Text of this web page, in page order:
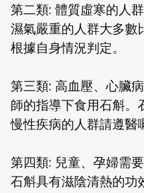
第二類: 體質虛寒的人
濕氣嚴重的人群大多數
根據自身情況判定。
第三類: 高血壓、心臟
師的指導下食用石斛。
慢性疾病的人群請遵醫
第四類: 兒童、孕婦需
石斛具有滋陰清熱的功